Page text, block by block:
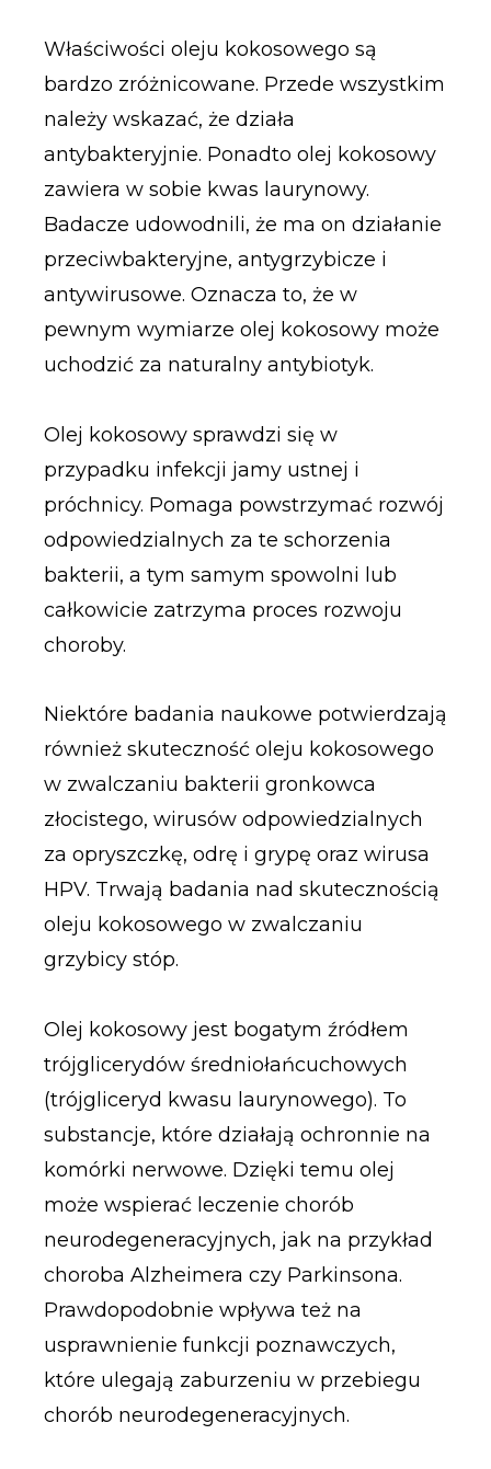
Właściwości oleju kokosowego są
bardzo zróżnicowane. Przede wszystkim
należy wskazać, że działa
antybakteryjnie. Ponadto olej kokosowy
zawiera w sobie kwas laurynowy.
Badacze udowodnili, że ma on działanie
przeciwbakteryjne, antygrzybicze i
antywirusowe. Oznacza to, że w
pewnym wymiarze olej kokosowy może
uchodzić za naturalny antybiotyk.
Olej kokosowy sprawdzi się w
przypadku infekcji jamy ustnej i
próchnicy. Pomaga powstrzymać rozwój
odpowiedzialnych za te schorzenia
bakterii, a tym samym spowolni lub
całkowicie zatrzyma proces rozwoju
choroby.
Niektóre badania naukowe potwierdzają
również skuteczność oleju kokosowego
w zwalczaniu bakterii gronkowca
złocistego, wirusów odpowiedzialnych
za opryszczkę, odrę i grypę oraz wirusa
HPV. Trwają badania nad skutecznością
oleju kokosowego w zwalczaniu
grzybicy stóp.
Olej kokosowy jest bogatym źródłem
trójglicerydów średniołańcuchowych
(trójgliceryd kwasu laurynowego). To
substancje, które działają ochronnie na
komórki nerwowe. Dzięki temu olej
może wspierać leczenie chorób
neurodegeneracyjnych, jak na przykład
choroba Alzheimera czy Parkinsona.
Prawdopodobnie wpływa też na
usprawnienie funkcji poznawczych,
które ulegają zaburzeniu w przebiegu
chorób neurodegeneracyjnych.